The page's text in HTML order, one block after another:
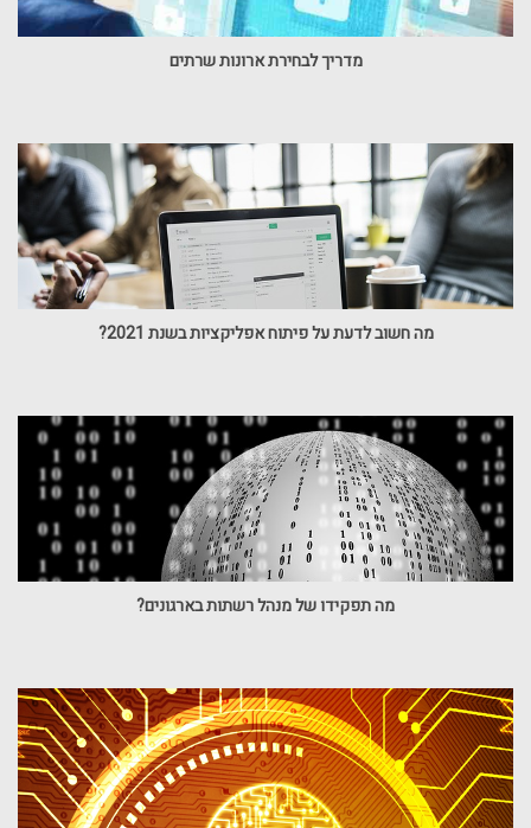
מדריך לבחירת ארונות שרתים
מה חשוב לדעת על פיתוח אפליקציות בשנת 2021?
מה תפקידו של מנהל רשתות בארגונים?